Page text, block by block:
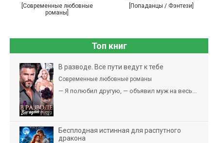
[Современные любовные
романы]
[Попаданцы / Фэнтези]
Топ книг
В разводе. Все пути ведут к тебе
Современные любовные романы
— Я полюбил другую, — объявил муж на весь...
Бесплодная истинная для распутного
дракона